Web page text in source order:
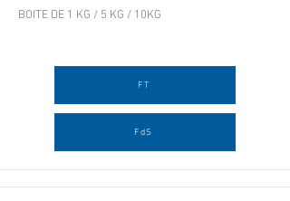
BOITE DE 1 KG / 5 KG / 10KG
FT
FdS